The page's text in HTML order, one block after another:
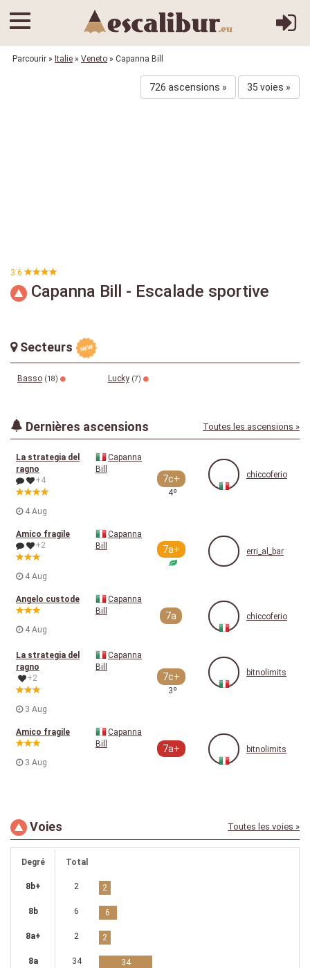
Parcourir » Italie » Veneto » Capanna Bill
726 ascensions » 35 voies »
3.6
Capanna Bill - Escalade sportive
Secteurs
Basso (18) Lucky (7)
Dernières ascensions Toutes les ascensions »
La strategia del
ragno
+4
4 Aug
Capanna
Bill
7c+
4º
chiccoferio
Amico fragile
+2
4 Aug
Capanna
Bill
7a+ erri_al_bar
Angelo custode
4 Aug
Capanna
Bill
7a chiccoferio
La strategia del
ragno
+2
3 Aug
Capanna
Bill
7c+
3º
bitnolimits
Amico fragile
3 Aug
Capanna
Bill
7a+ bitnolimits
Voies Toutes les voies »
Degré Total
8b+ 2 2
8b 6 6
8a+ 2 2
8a 34 34